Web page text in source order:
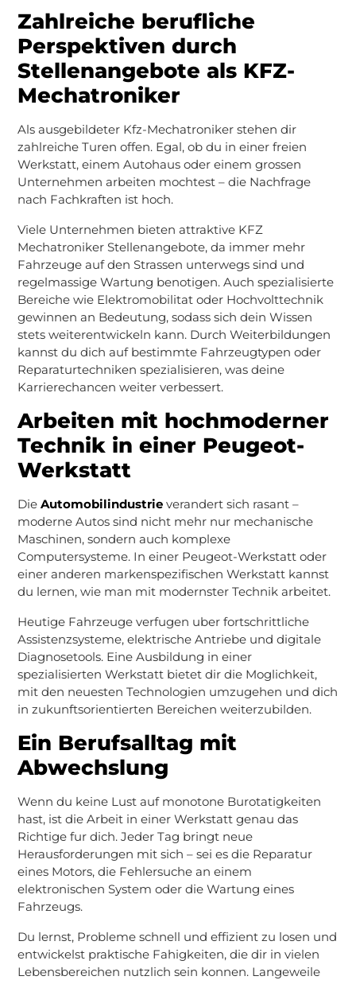
Zahlreiche berufliche
Perspektiven durch
Stellenangebote als KFZ-
Mechatroniker
Als ausgebildeter Kfz-Mechatroniker stehen dir
zahlreiche Turen offen. Egal, ob du in einer freien
Werkstatt, einem Autohaus oder einem grossen
Unternehmen arbeiten mochtest – die Nachfrage
nach Fachkraften ist hoch.
Viele Unternehmen bieten attraktive KFZ
Mechatroniker Stellenangebote, da immer mehr
Fahrzeuge auf den Strassen unterwegs sind und
regelmassige Wartung benotigen. Auch spezialisierte
Bereiche wie Elektromobilitat oder Hochvolttechnik
gewinnen an Bedeutung, sodass sich dein Wissen
stets weiterentwickeln kann. Durch Weiterbildungen
kannst du dich auf bestimmte Fahrzeugtypen oder
Reparaturtechniken spezialisieren, was deine
Karrierechancen weiter verbessert.
Arbeiten mit hochmoderner
Technik in einer Peugeot-
Werkstatt
Die Automobilindustrieverandert sich rasant –
moderne Autos sind nicht mehr nur mechanische
Maschinen, sondern auch komplexe
Computersysteme. In einer Peugeot-Werkstatt oder
einer anderen markenspezifischen Werkstatt kannst
du lernen, wie man mit modernster Technik arbeitet.
Heutige Fahrzeuge verfugen uber fortschrittliche
Assistenzsysteme, elektrische Antriebe und digitale
Diagnosetools. Eine Ausbildung in einer
spezialisierten Werkstatt bietet dir die Moglichkeit,
mit den neuesten Technologien umzugehen und dich
in zukunftsorientierten Bereichen weiterzubilden.
Ein Berufsalltag mit
Abwechslung
Wenn du keine Lust auf monotone Burotatigkeiten
hast, ist die Arbeit in einer Werkstatt genau das
Richtige fur dich. Jeder Tag bringt neue
Herausforderungen mit sich – sei es die Reparatur
eines Motors, die Fehlersuche an einem
elektronischen System oder die Wartung eines
Fahrzeugs.
Du lernst, Probleme schnell und effizient zu losen und
entwickelst praktische Fahigkeiten, die dir in vielen
Lebensbereichen nutzlich sein konnen. Langeweile